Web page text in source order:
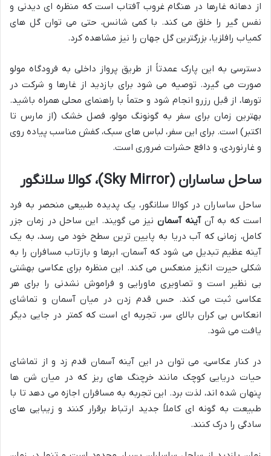
از دهانه غارها در هنگام غروب آفتاب است که منظره ای دیدنی و
نفس گیر را خلق می کند. با کمی شانس، حتی می توان گل های
کمیاب رافلزیا، بزرگترین گل جهان را نیز مشاهده کرد.
دسترسی به این پارک عمدتاً از طریق پرواز داخلی به فرودگاه مولو
صورت می گیرد. توصیه می شود برای بازدید از غارها و شرکت در
تورها، از قبل رزرو انجام شود و حتماً با راهنمای محلی همراه باشید.
بهترین زمان برای سفر به گونونگ مولو، فصل خشک (از مارس تا
اکتبر) است. برای این سفر، لباس های سبک، کفش مناسب پیاده روی
و غارنوردی، و دافع حشرات ضروری است.
ساحل ساساران (Sky Mirror)، کوالا سلانگور
ساحل ساساران در کوالا سلانگور، یک پدیده طبیعی منحصر به فرد
است که به آنآینه آسماننیز می گویند. این ساحل در زمان جزر
کامل، زمانی که آب دریا به پایین ترین سطح خود می رسد، به یک
آینه عظیم تبدیل می شود که آسمان، ابرها و بازتاب مسافران را به
شکلی حیرت انگیز منعکس می کند. این منظره برای عکاسی بهشتی
بی نظیر است و تصاویری ماورایی و فراموش نشدنی را برای هر
عکاسی ثبت می کند. حس قدم زدن در میان آسمان و تماشای
انعکاس بی کران بالای سر، تجربه ای است که کمتر در جایی دیگر
یافت می شود.
در کنار عکاسی، می توان در این آینه آسمان قدم زد و از تماشای
حیات دریایی کوچک مانند خرچنگ های ریز که در میان شن ها
پنهان شده اند، لذت برد. این تجربه به مسافران اجازه می دهد تا با
طبیعت به گونه ای کاملاً جدید ارتباط برقرار کنند و زیبایی های
سادگی را درک کنند.